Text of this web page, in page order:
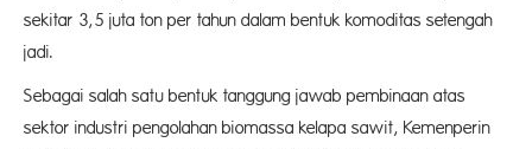
sekitar 3,5 juta ton per tahun dalam bentuk komoditas setengah
jadi.
Sebagai salah satu bentuk tanggung jawab pembinaan atas
sektor industri pengolahan biomassa kelapa sawit, Kemenperin